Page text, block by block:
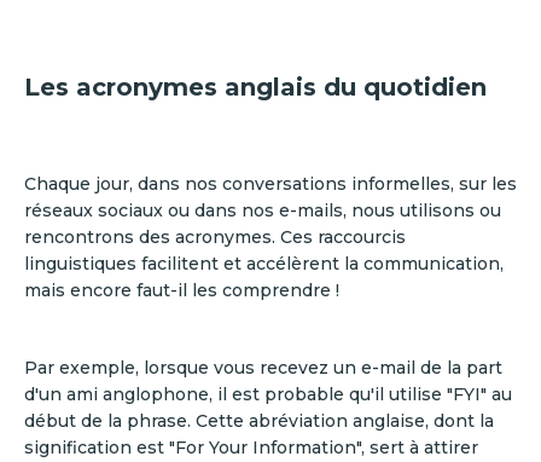
Les acronymes anglais du quotidien
Chaque jour, dans nos conversations informelles, sur les
réseaux sociaux ou dans nos e-mails, nous utilisons ou
rencontrons des acronymes. Ces raccourcis
linguistiques facilitent et accélèrent la communication,
mais encore faut-il les comprendre !
Par exemple, lorsque vous recevez un e-mail de la part
d'un ami anglophone, il est probable qu'il utilise "FYI" au
début de la phrase. Cette abréviation anglaise, dont la
signification est "For Your Information", sert à attirer